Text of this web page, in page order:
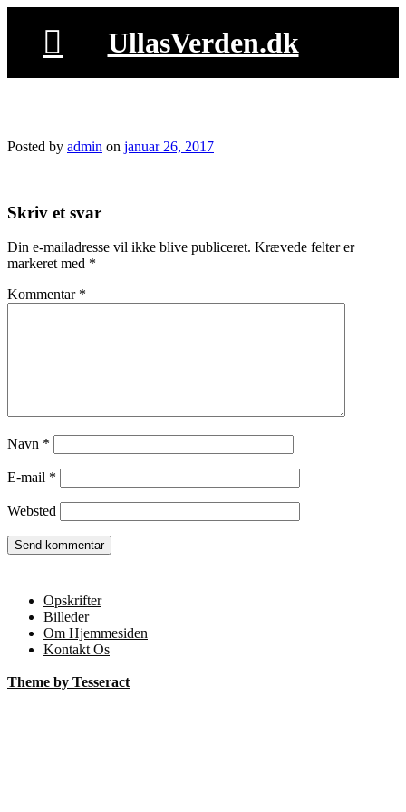
UllasVerden.dk
Posted by admin on januar 26, 2017
Skriv et svar
Din e-mailadresse vil ikke blive publiceret. Krævede felter er
markeret med *
Kommentar *
Navn *
E-mail *
Websted
Opskrifter
Billeder
Om Hjemmesiden
Kontakt Os
Theme by Tesseract